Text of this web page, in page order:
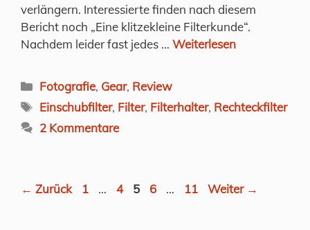
verlängern. Interessierte finden nach diesem
Bericht noch „Eine klitzekleine Filterkunde“.
Nachdem leider fast jedes … Weiterlesen
Kategorien
Fotografie, Gear, Review
Schlagwörter
Einschubfilter, Filter, Filterhalter, Rechteckfilter
2 Kommentare
← Zurück Seite
1 … Seite
4 Seite
5 Seite
6 … Seite
11 Weiter →